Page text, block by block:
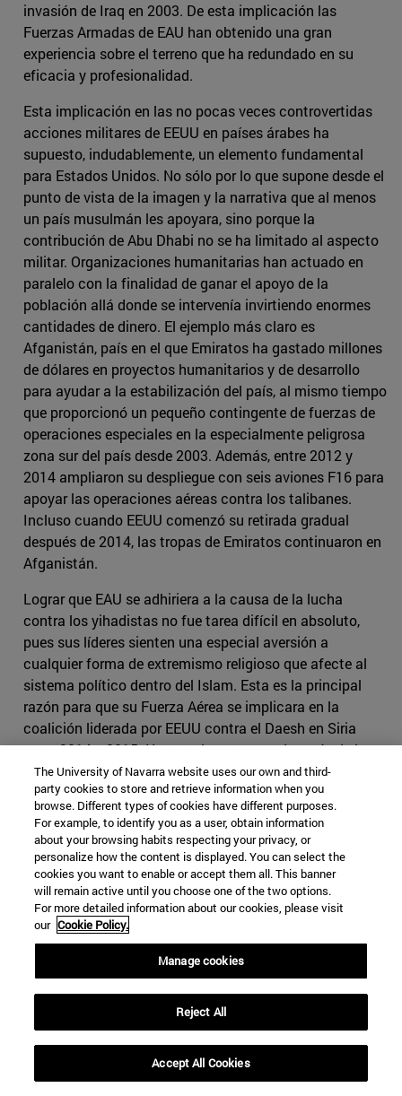
invasión de Iraq en 2003. De esta implicación las
Fuerzas Armadas de EAU han obtenido una gran
experiencia sobre el terreno que ha redundado en su
eficacia y profesionalidad.
Esta implicación en las no pocas veces controvertidas
acciones militares de EEUU en países árabes ha
supuesto, indudablemente, un elemento fundamental
para Estados Unidos. No sólo por lo que supone desde el
punto de vista de la imagen y la narrativa que al menos
un país musulmán les apoyara, sino porque la
contribución de Abu Dhabi no se ha limitado al aspecto
militar. Organizaciones humanitarias han actuado en
paralelo con la finalidad de ganar el apoyo de la
población allá donde se intervenía invirtiendo enormes
cantidades de dinero. El ejemplo más claro es
Afganistán, país en el que Emiratos ha gastado millones
de dólares en proyectos humanitarios y de desarrollo
para ayudar a la estabilización del país, al mismo tiempo
que proporcionó un pequeño contingente de fuerzas de
operaciones especiales en la especialmente peligrosa
zona sur del país desde 2003. Además, entre 2012 y
2014 ampliaron su despliegue con seis aviones F16 para
apoyar las operaciones aéreas contra los talibanes.
Incluso cuando EEUU comenzó su retirada gradual
después de 2014, las tropas de Emiratos continuaron en
Afganistán.
Lograr que EAU se adhiriera a la causa de la lucha
contra los yihadistas no fue tarea difícil en absoluto,
pues sus líderes sienten una especial aversión a
cualquier forma de extremismo religioso que afecte al
sistema político dentro del Islam. Esta es la principal
razón para que su Fuerza Aérea se implicara en la
coalición liderada por EEUU contra el Daesh en Siria
entre 2014 y 2015. Hasta tal punto que, después de los
aparatos norteamericanos, fueron los procedentes de
EAU los que llevaron a cabo más salidas contra
objetivos yihadistas.
Pero no se limitó la colaboración a EEUU. Tanto
Australia como Francia tuvieron a su disposición las
bases aéreas de los emiratos para llevar a cabo sus
operaciones.
Sólo la ruptura abierta de hostilidades y la implicación
de EAU en la Guerra de Yemen de 2015 redujo su
participación en la lucha contra el Daesh.
Pero no todo ha sido fácil. La invasión de Iraq en 2003
produjo profundas reticencias en EAU, que lo consideró
un grave error. Su temor era que dicha intervención
The University of Navarra website uses our own and third-
party cookies to store and retrieve information when you
browse. Different types of cookies have different purposes.
For example, to identify you as a user, obtain information
about your browsing habits respecting your privacy, or
personalize how the content is displayed. You can select the
cookies you want to enable or accept them all. This banner
will remain active until you choose one of the two options.
For more detailed information about our cookies, please visit
our Cookie Policy.
Manage cookies
Reject All
Accept All Cookies